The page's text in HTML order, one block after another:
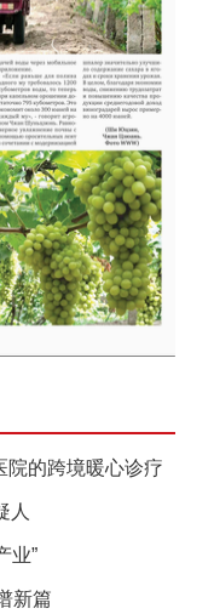
院的跨境暖心诊疗
人
业”
新篇